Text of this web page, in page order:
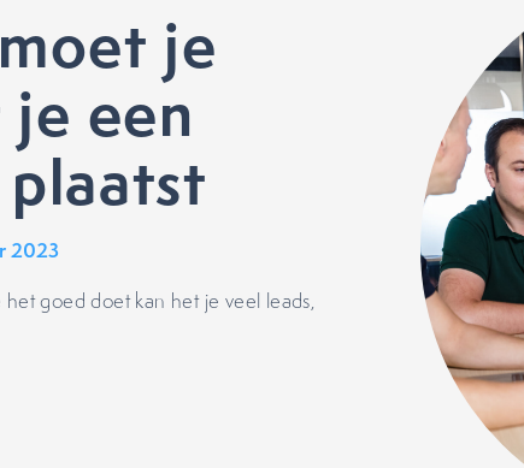
je
een
2023
goed doet kan het je veel leads,